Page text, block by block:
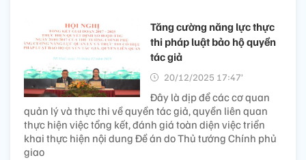
Tăng cường năng lực thực
thi pháp luật bảo hộ quyền
tác giả
20/12/2025 17:47’
Đây là dịp để các cơ quan
quản lý và thực thi về quyền tác giả, quyền liên quan
thực hiện việc tổng kết, đánh giá toàn diện việc triển
khai thực hiện nội dung Đề án do Thủ tướng Chính phủ
giao